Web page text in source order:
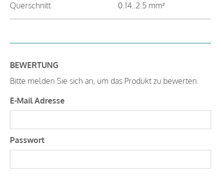
Querschnitt 0.14..2.5 mm²
BEWERTUNG
Bitte melden Sie sich an, um das Produkt zu bewerten.
E-Mail Adresse
Passwort